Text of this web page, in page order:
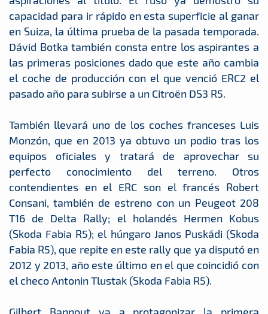
capacidad para ir rápido en esta superficie al ganar
en Suiza, la última prueba de la pasada temporada.
Dávid Botka también consta entre los aspirantes a
las primeras posiciones dado que este año cambia
el coche de producción con el que venció ERC2 el
pasado año para subirse a un Citroën DS3 R5.
También llevará uno de los coches franceses Luis
Monzón, que en 2013 ya obtuvo un podio tras los
equipos oficiales y tratará de aprovechar su
perfecto conocimiento del terreno. Otros
contendientes en el ERC son el francés Robert
Consani, también de estreno con un Peugeot 208
T16 de Delta Rally; el holandés Hermen Kobus
(Skoda Fabia R5); el húngaro Janos Puskádi (Skoda
Fabia R5), que repite en este rally que ya disputó en
2012 y 2013, año este último en el que coincidió con
el checo Antonin Tlustak (Skoda Fabia R5).